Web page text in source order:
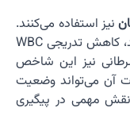
نیز استفاده می‌کنند.
برای مثال در بیماران مبتلا به عفونت شدید، کاهش تدریجی WBC
نیز این شاخص
آن می‌تواند وضعیت
نقش مهمی در پیگیری